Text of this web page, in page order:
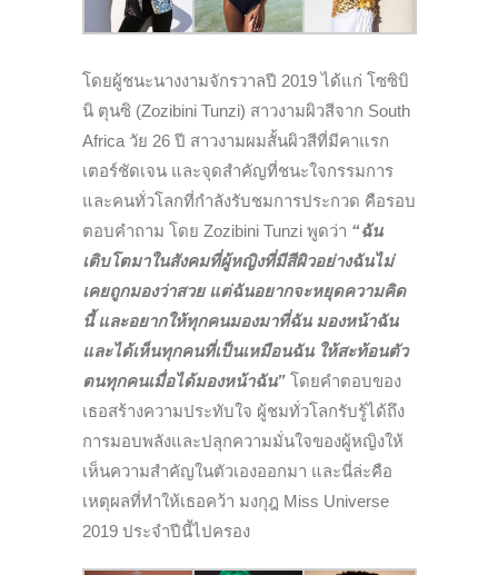
โดยผู้ชนะนางงามจักรวาลปี 2019 ได้แก่ โซซิบิ
นิ ตุนซิ (Zozibini Tunzi) สาวงามผิวสีจาก South
Africa วัย 26 ปี สาวงามผมสั้นผิวสีที่มีคาแรก
เตอร์ชัดเจน และจุดสำคัญที่ชนะใจกรรมการ
และคนทั่วโลกที่กำลังรับชมการประกวด คือรอบ
ตอบคำถาม โดย Zozibini Tunzi พูดว่า “ฉัน
เติบโตมาในสังคมที่ผู้หญิงที่มีสีผิวอย่างฉันไม่
เคยถูกมองว่าสวย แต่ฉันอยากจะหยุดความคิด
นี้ และอยากให้ทุกคนมองมาที่ฉัน มองหน้าฉัน
และได้เห็นทุกคนที่เป็นเหมือนฉัน ให้สะท้อนตัว
ตนทุกคนเมื่อได้มองหน้าฉัน” โดยคำตอบของ
เธอสร้างความประทับใจ ผู้ชมทั่วโลกรับรู้ได้ถึง
การมอบพลังและปลุกความมั่นใจของผู้หญิงให้
เห็นความสำคัญในตัวเองออกมา และนี่ล่ะคือ
เหตุผลที่ทำให้เธอคว้า มงกุฎ Miss Universe
2019 ประจำปีนี้ไปครอง